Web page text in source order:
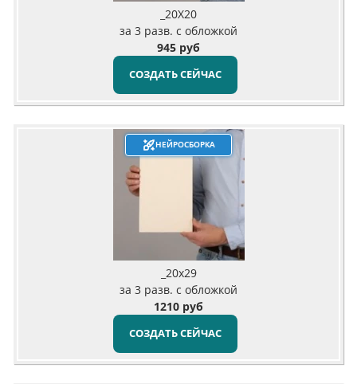
_20X20
за 3 разв. с обложкой
945 руб
СОЗДАТЬ СЕЙЧАС
НЕЙРОСБОРКА
_20х29
за 3 разв. с обложкой
1210 руб
СОЗДАТЬ СЕЙЧАС